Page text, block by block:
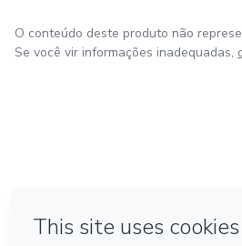
O conteúdo deste produto não
Se você vir informações inadequadas,
Feito com ❤ em Bogotá